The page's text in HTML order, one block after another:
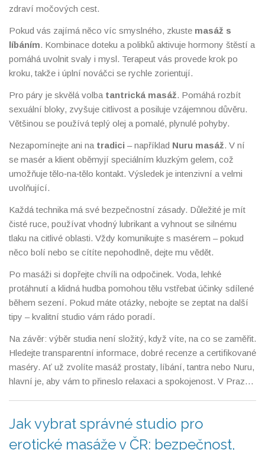
zdraví močových cest.
Pokud vás zajímá něco víc smyslného, zkuste masáž s
líbáním. Kombinace doteku a polibků aktivuje hormony štěstí a
pomáhá uvolnit svaly i mysl. Terapeut vás provede krok po
kroku, takže i úplní nováčci se rychle zorientují.
Pro páry je skvělá volba tantrická masáž. Pomáhá rozbít
sexuální bloky, zvyšuje citlivost a posiluje vzájemnou důvěru.
Většinou se používá teplý olej a pomalé, plynulé pohyby.
Nezapomínejte ani na tradici – například Nuru masáž. V ní
se masér a klient oběmyjí speciálním kluzkým gelem, což
umožňuje tělo‑na‑tělo kontakt. Výsledek je intenzivní a velmi
uvolňující.
Každá technika má své bezpečnostní zásady. Důležité je mít
čisté ruce, používat vhodný lubrikant a vyhnout se silnému
tlaku na citlivé oblasti. Vždy komunikujte s masérem – pokud
něco bolí nebo se cítíte nepohodlně, dejte mu vědět.
Po masáži si dopřejte chvíli na odpočinek. Voda, lehké
protáhnutí a klidná hudba pomohou tělu vstřebat účinky sdílené
během sezení. Pokud máte otázky, nebojte se zeptat na další
tipy – kvalitní studio vám rádo poradí.
Na závěr: výběr studia není složitý, když víte, na co se zaměřit.
Hledejte transparentní informace, dobré recenze a certifikované
maséry. Ať už zvolíte masáž prostaty, líbání, tantra nebo Nuru,
hlavní je, aby vám to přineslo relaxaci a spokojenost. V Praze
Jak vybrat správné studio pro
erotické masáže v ČR: bezpečnost,